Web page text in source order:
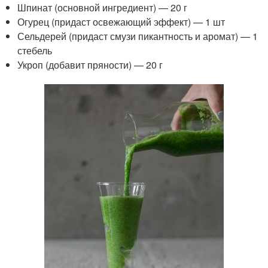
Шпинат (основной ингредиент) — 20 г
Огурец (придаст освежающий эффект) — 1 шт
Сельдерей (придаст смузи пикантность и аромат) — 1
стебель
Укроп (добавит пряности) — 20 г